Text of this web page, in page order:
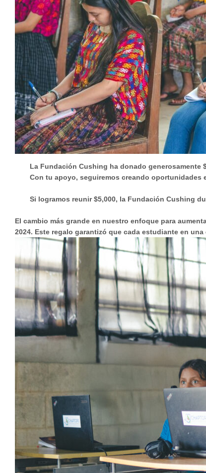
La Fundación Cushing ha donado generosamente
Con tu apoyo, seguiremos creando oportunidades
Si logramos reunir $5,000, la Fundación Cushing
El cambio más grande en nuestro enfoque para
2024. Este regalo garantizó que cada estudiante en